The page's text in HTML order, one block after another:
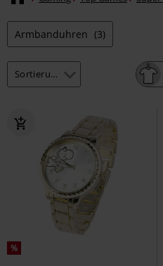
Armbanduhren (3)
%